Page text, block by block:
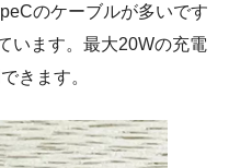
のケーブルが多いです
います。最大20Wの充電
きます。